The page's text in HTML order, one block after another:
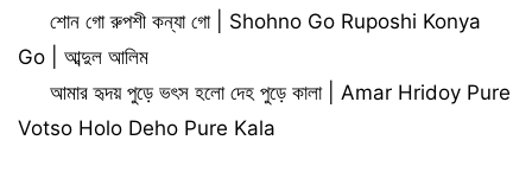
শোন গো রুপশী কন্যা গো | Shohno Go Ruposhi Konya
Go | আব্দুল আলিম
আমার হৃদয় পুড়ে ভৎস হলো দেহ পুড়ে কালা | Amar Hridoy Pure
Votso Holo Deho Pure Kala